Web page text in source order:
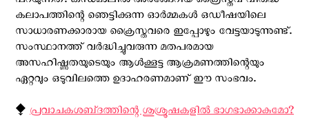
കലാപത്തിന്റെ ഞെട്ടിക്കുന്ന ഓര്‍മ്മകള്‍ ഒഡീഷയിലെ
സാധാരണക്കാരായ ക്രൈസ്തവരെ ഇപ്പോഴും വേട്ടയാടുന്നുണ്ട്.
സംസ്ഥാനത്ത് വർദ്ധിച്ചുവരുന്ന മതപരമായ
അസഹിഷ്ണുതയുടെയും ആൾക്കൂട്ട ആക്രമണത്തിന്റെയും
ഏറ്റവും ഒടുവിലത്തെ ഉദാഹരണമാണ് ഈ സംഭവം.
⧪ പ്രവാചകശബ്‌ദത്തിന്റെ ശുശ്രൂഷകളില്‍ ഭാഗഭാക്കാകുമോ?